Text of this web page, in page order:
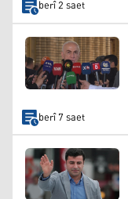
berî 2 saet
berî 7 saet